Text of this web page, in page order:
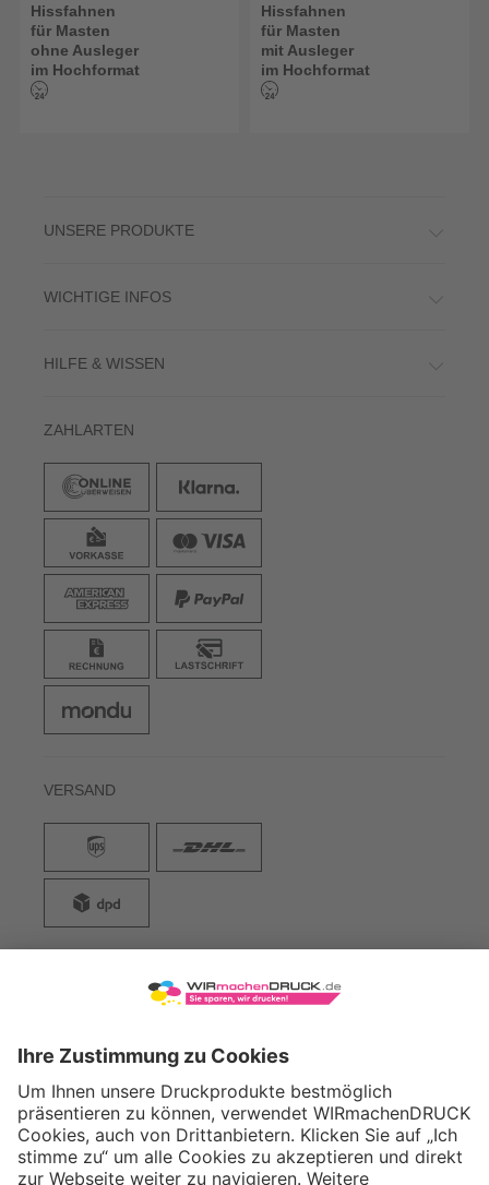
Hissfahnen
für Masten
ohne Ausleger
im Hochformat
Hissfahnen
für Masten
mit Ausleger
im Hochformat
UNSERE PRODUKTE
WICHTIGE INFOS
HILFE & WISSEN
ZAHLARTEN
VERSAND
WIRmachenDRUCK GmbH
71522 Backnang
Tel.: +49 (0) 711 995 982 - 20
Fax: +49 (0) 711 995 982 - 21
SOCIAL MEDIA